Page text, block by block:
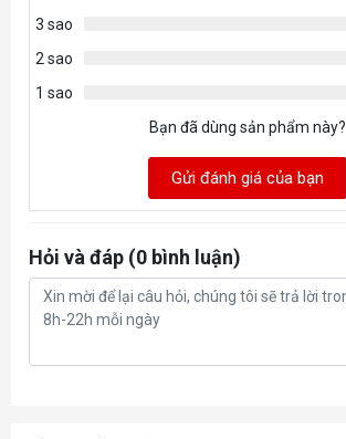
Fan Rated Current
Fan Safety Current
Fan Power Consumption
RGB Rated Voltage
RGB Rated Current
3 sao
2 sao
1 sao
Bạn đã dùng sản phẩm này?
Gửi đánh giá của bạn
Hỏi và đáp (0 bình luận)